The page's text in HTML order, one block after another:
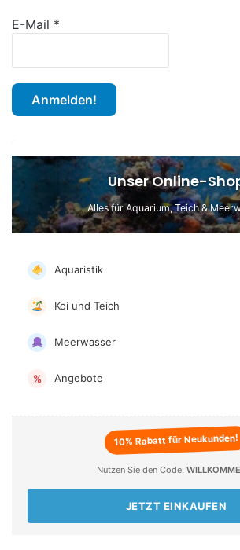
E-Mail *
Unser Online-
Alles für Aquarium, Teich &
Aquaristik
Koi und Teich
Meerwasser
% Angebote
10% Rabatt für Neukunden!
Nutzen Sie den Code:
JETZT EINKAUFEN